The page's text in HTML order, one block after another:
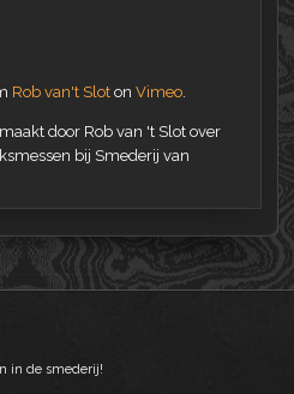
Rob van't Slot on Vimeo
door Rob van 't Slot over
bij Smederij van
in de smederij!